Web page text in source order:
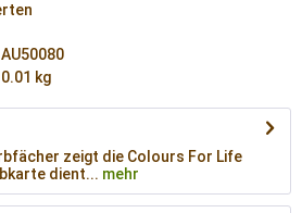
AU50080
0.01 kg
zeigt die Colours For Life
dient... mehr